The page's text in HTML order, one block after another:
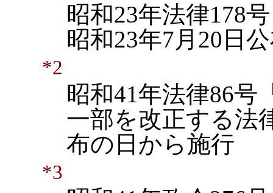
昭和23年法律178
昭和23年7月20日
*2
昭和41年法律86号
一部を改正する法
布の日から施行
*3